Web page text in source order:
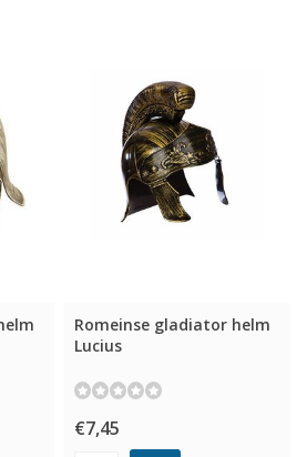
Romeinse gladiator helm
Lucius
€7,45